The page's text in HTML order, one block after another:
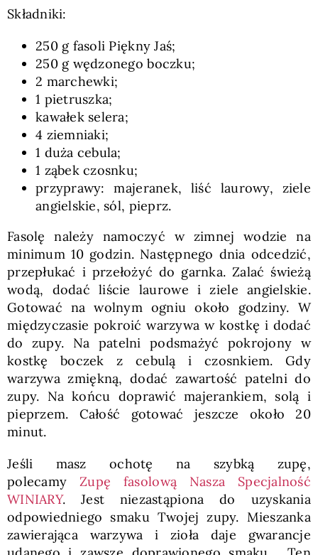
Składniki:
250 g fasoli Piękny Jaś;
250 g wędzonego boczku;
2 marchewki;
1 pietruszka;
kawałek selera;
4 ziemniaki;
1 duża cebula;
1 ząbek czosnku;
przyprawy: majeranek, liść laurowy, ziele
angielskie, sól, pieprz.
Fasolę należy namoczyć w zimnej wodzie na
minimum 10 godzin. Następnego dnia odcedzić,
przepłukać i przełożyć do garnka. Zalać świeżą
wodą, dodać liście laurowe i ziele angielskie.
Gotować na wolnym ogniu około godziny. W
międzyczasie pokroić warzywa w kostkę i dodać
do zupy. Na patelni podsmażyć pokrojony w
kostkę boczek z cebulą i czosnkiem. Gdy
warzywa zmiękną, dodać zawartość patelni do
zupy. Na końcu doprawić majerankiem, solą i
pieprzem. Całość gotować jeszcze około 20
minut.
Jeśli masz ochotę na szybką zupę,
polecamy Zupę fasolową Nasza Specjalność
WINIARY. Jest niezastąpiona do uzyskania
odpowiedniego smaku Twojej zupy. Mieszanka
zawierająca warzywa i zioła daje gwarancje